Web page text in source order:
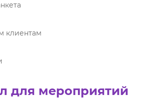
клиентам
для мероприятий